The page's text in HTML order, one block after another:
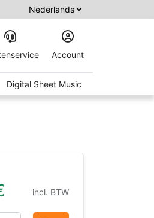
Account
Digital Sheet Music
incl. BTW